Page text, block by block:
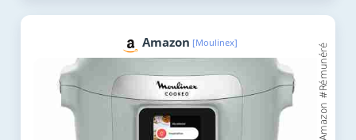
Amazon [Moulinex]